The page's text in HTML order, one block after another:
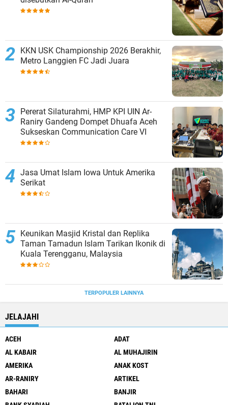
KKN USK Championship 2026 Berakhir,
Metro Langgien FC Jadi Juara
Pererat Silaturahmi, HMP KPI UIN Ar-
Raniry Gandeng Dompet Dhuafa Aceh
Sukseskan Communication Care VI
Jasa Umat Islam Iowa Untuk Amerika
Serikat
Keunikan Masjid Kristal dan Replika
Taman Tamadun Islam Tarikan Ikonik di
Kuala Terengganu, Malaysia
TERPOPULER LAINNYA
JELAJAHI
ACEH
ADAT
AL KABAIR
AL MUHAJIRIN
AMERIKA
ANAK KOST
AR-RANIRY
ARTIKEL
BAHARI
BANJIR